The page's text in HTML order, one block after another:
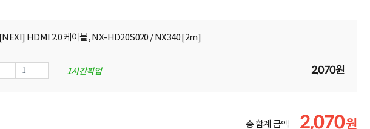
[NEXI] HDMI 2.0 케이블, NX-HD20S020 / NX340 [2m]
1시간픽업 2,070원
총 합계 금액 2,070원